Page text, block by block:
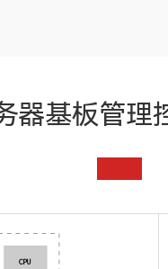
器基板管理
CPU